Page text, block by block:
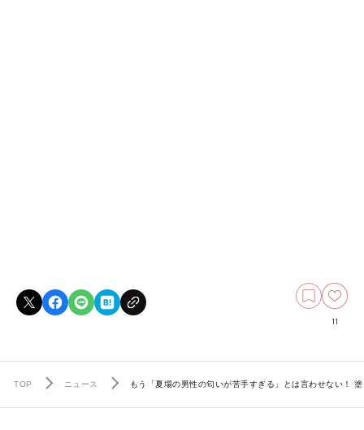
11
TOP ニュース もう「夏場の男性の匂いが苦手すぎる」とは言わせない！